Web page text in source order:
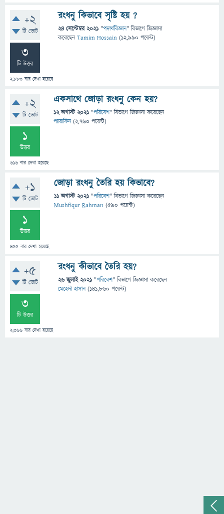
+2
টি ভোট
3
টি উত্তর
2,883 বার দেখা হয়েছে
রংধনু কিভাবে সৃষ্টি হয় ?
24 সেপ্টেম্বর 2021 "পদার্থবিজ্ঞান" বিভাগে জিজ্ঞাসা
করেছেনTamim Hossain (12,990 পয়েন্ট)
+2
টি ভোট
1
উত্তর
616 বার দেখা হয়েছে
একসাথে জোড়া রংধনু কেন হয়?
12 অগাস্ট 2021 "পরিবেশ" বিভাগে জিজ্ঞাসাকরেছেন
প্যারাফিন (2,760 পয়েন্ট)
+1
টি ভোট
1
উত্তর
455 বার দেখা হয়েছে
জোড়া রংধনু তৈরি হয় কিভাবে?
11 অগাস্ট 2021 "পরিবেশ" বিভাগে জিজ্ঞাসাকরেছেন
Mushfiqur Rahman (590 পয়েন্ট)
+5
টি ভোট
3
টি উত্তর
2,366 বার দেখা হয়েছে
রংধনু কীভাবে তৈরি হয়?
26 জুলাই 2021 "পরিবেশ" বিভাগে জিজ্ঞাসাকরেছেন
মেহেদী হাসান (141,860 পয়েন্ট)